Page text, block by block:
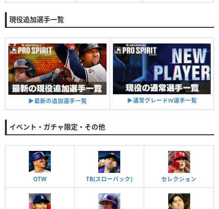
現役追加選手一覧
▶︎最新の追加選手一覧 ▶︎通常グレードⅣ選手一覧
イベント・ガチャ限定・その他
OTW TB(スローバック) セレクション